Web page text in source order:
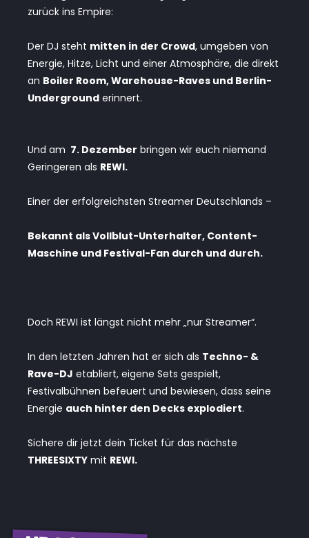
zurück ins Empire:
Der DJ steht mitten in der Crowd, umgeben von
Energie, Hitze, Licht und einer Atmosphäre, die direkt
an Boiler Room, Warehouse-Raves und Berlin-
Underground erinnert.
Und am 7. Dezember bringen wir euch niemand
Geringeren als REWI.
Einer der erfolgreichsten Streamer Deutschlands –
Bekannt als Vollblut-Unterhalter, Content-
Maschine und Festival-Fan durch und durch.
Doch REWI ist längst nicht mehr „nur Streamer“.
In den letzten Jahren hat er sich als Techno- &
Rave-DJ etabliert, eigene Sets gespielt,
Festivalbühnen befeuert und bewiesen, dass seine
Energie auch hinter den Decks explodiert.
Sichere dir jetzt dein Ticket für das nächste
THREESIXTY mit REWI.